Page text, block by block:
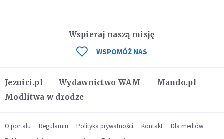
Jezuici.pl Wydawnictwo WAM
Mando.pl
Modlitwa w drodze
Wspieraj naszą misję
WSPOMÓŻ NAS
O portalu Regulamin Polityka prywatności Kontakt
Dla mediów